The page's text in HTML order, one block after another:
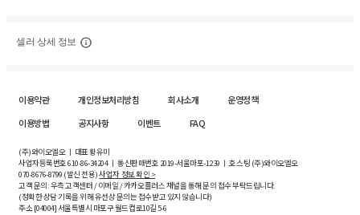
셀러 상세 정보
이용약관 개인정보처리방침 회사소개
운영정책
이용방법
공지사항 이벤트 FAQ
(주)와이오엘오 ㅣ 대표 황유미
사업자등록번호610-86-34204ㅣ 통신판매번호 2019-서울마포-1239 ㅣ 호스팅 (주)와이오엘오
070-8676-8799 (발신 전용)사업자 정보 확인 >
고객 문의: 우측 고객센터 / 이메일 / 카카오플러스 채널을 통해 문의 접수 부탁드립니다.
(정확한 상담 기록을 위해 유선상 문의는 접수받고 있지 않습니다)
주소 [04004] 서울특별시 마포구 월드컵로10길5-6